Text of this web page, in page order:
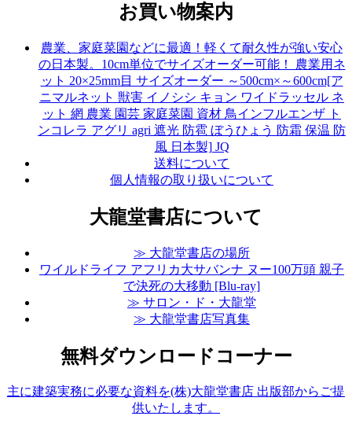
お買い物案内
農業、家庭菜園などに最適！軽くて耐久性が強い安心
の日本製。10cm単位でサイズオーダー可能！ 農業用ネ
ット 20×25mm目 サイズオーダー ～500cm×～600cm[ア
ニマルネット 獣害 イノシシ キョン ワイドラッセル ネ
ット 網 農業 園芸 家庭菜園 資材 鳥インフルエンザ ト
ンコレラ アグリ agri 遮光 防雹 ぼうひょう 防霜 保温 防
風 日本製] JQ
送料について
個人情報の取り扱いについて
大龍堂書店について
≫ 大龍堂書店の場所
ワイルドライフ アフリカ大サバンナ ヌー100万頭 親子
で決死の大移動 [Blu-ray]
≫ サロン・ド・大龍堂
≫ 大龍堂書店写真集
無料ダウンロードコーナー
主に建築実務に必要な資料を(株)大龍堂書店 出版部からご提
供いたします。